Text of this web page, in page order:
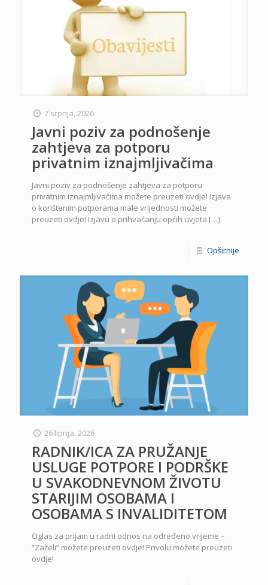
7 srpnja, 2026
Javni poziv za podnošenje
zahtjeva za potporu
privatnim iznajmljivačima
Javni poziv za podnošenje zahtjeva za potporu
privatnim iznajmljivačima možete preuzeti ovdje! Izjava
o korištenim potporama male vrijednosti možete
preuzeti ovdje! Izjavu o prihvaćanju općih uvjeta […]
Opširnije
26 lipnja, 2026
RADNIK/ICA ZA PRUŽANJE
USLUGE POTPORE I PODRŠKE
U SVAKODNEVNOM ŽIVOTU
STARIJIM OSOBAMA I
OSOBAMA S INVALIDITETOM
Oglas za prijam u radni odnos na određeno vrijeme –
“Zaželi” možete preuzeti ovdje! Privolu možete preuzeti
ovdje!